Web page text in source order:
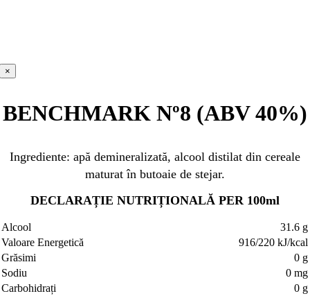
×
BENCHMARK Nº8 (ABV 40%)
Ingrediente: apă demineralizată, alcool distilat din cereale
maturat în butoaie de stejar.
DECLARAȚIE NUTRIȚIONALĂ PER 100ml
Alcool
31.6 g
Valoare Energetică
916/220 kJ/kcal
Grăsimi
0 g
Sodiu
0 mg
Carbohidrați
0 g